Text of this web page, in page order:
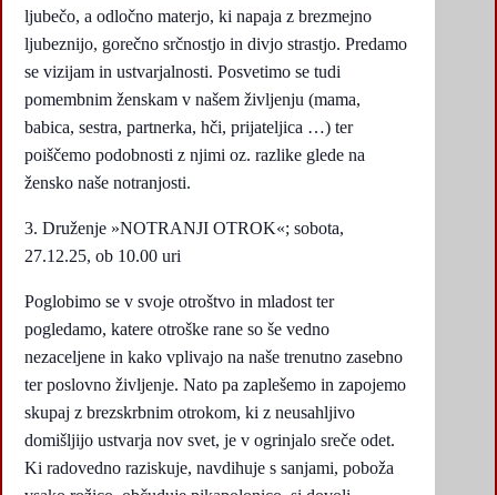
ljubečo, a odločno materjo, ki napaja z brezmejno
ljubeznijo, gorečno srčnostjo in divjo strastjo. Predamo
se vizijam in ustvarjalnosti. Posvetimo se tudi
pomembnim ženskam v našem življenju (mama,
babica, sestra, partnerka, hči, prijateljica …) ter
poiščemo podobnosti z njimi oz. razlike glede na
žensko naše notranjosti.
3. Druženje »NOTRANJI OTROK«; sobota,
27.12.25, ob 10.00 uri
Poglobimo se v svoje otroštvo in mladost ter
pogledamo, katere otroške rane so še vedno
nezaceljene in kako vplivajo na naše trenutno zasebno
ter poslovno življenje. Nato pa zaplešemo in zapojemo
skupaj z brezskrbnim otrokom, ki z neusahljivo
domišljijo ustvarja nov svet, je v ogrinjalo sreče odet.
Ki radovedno raziskuje, navdihuje s sanjami, poboža